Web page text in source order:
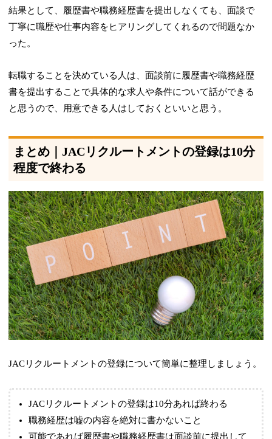
結果として、履歴書や職務経歴書を提出しなくても、面談で
丁寧に職歴や仕事内容をヒアリングしてくれるので問題なか
った。
転職することを決めている人は、面談前に履歴書や職務経歴
書を提出することで具体的な求人や条件について話ができる
と思うので、用意できる人はしておくといいと思う。
まとめ｜JACリクルートメントの登録は10分
程度で終わる
JACリクルートメントの登録について簡単に整理しましょう。
JACリクルートメントの登録は10分あれば終わる
職務経歴は嘘の内容を絶対に書かないこと
可能であれば履歴書や職務経歴書は面談前に提出して